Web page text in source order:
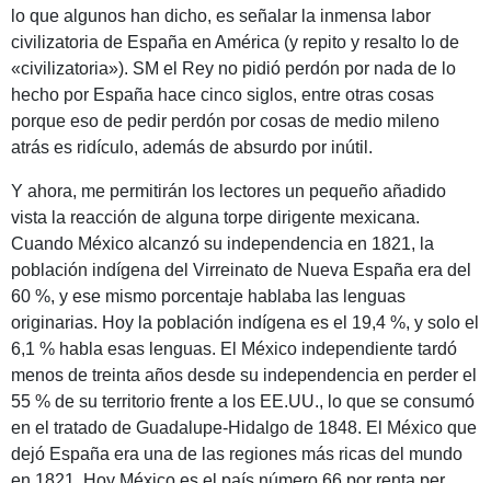
lo que algunos han dicho, es señalar la inmensa labor
civilizatoria de España en América (y repito y resalto lo de
«civilizatoria»). SM el Rey no pidió perdón por nada de lo
hecho por España hace cinco siglos, entre otras cosas
porque eso de pedir perdón por cosas de medio mileno
atrás es ridículo, además de absurdo por inútil.
Y ahora, me permitirán los lectores un pequeño añadido
vista la reacción de alguna torpe dirigente mexicana.
Cuando México alcanzó su independencia en 1821, la
población indígena del Virreinato de Nueva España era del
60 %, y ese mismo porcentaje hablaba las lenguas
originarias. Hoy la población indígena es el 19,4 %, y solo el
6,1 % habla esas lenguas. El México independiente tardó
menos de treinta años desde su independencia en perder el
55 % de su territorio frente a los EE.UU., lo que se consumó
en el tratado de Guadalupe-Hidalgo de 1848. El México que
dejó España era una de las regiones más ricas del mundo